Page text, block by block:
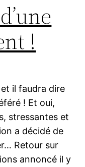
!
il faudra dire
! Et oui,
stressantes et
a décidé de
Retour sur
annoncé il y